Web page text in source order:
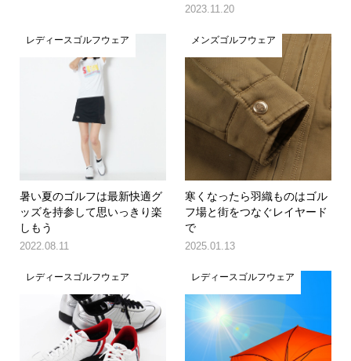
2023.11.20
レディースゴルフウェア
暑い夏のゴルフは最新快適グ
ッズを持参して思いっきり楽
しもう
2022.08.11
メンズゴルフウェア
寒くなったら羽織ものはゴル
フ場と街をつなぐレイヤード
で
2025.01.13
レディースゴルフウェア レディースゴルフウェア